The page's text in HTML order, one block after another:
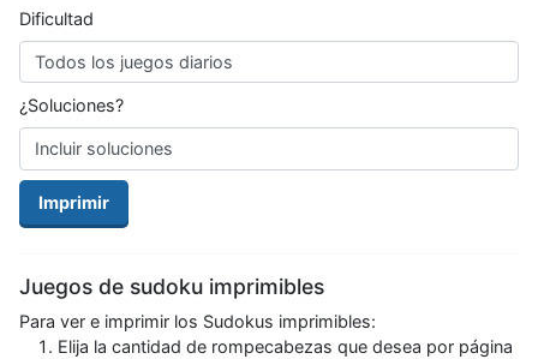
Dificultad
¿Soluciones?
Imprimir
Juegos de sudoku imprimibles
Para ver e imprimir los Sudokus imprimibles:
Elija la cantidad de rompecabezas que desea por página